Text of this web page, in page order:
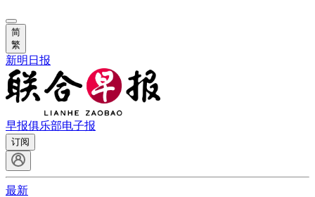
简
繁
新明日报
早报俱乐部电子报
订阅
最新